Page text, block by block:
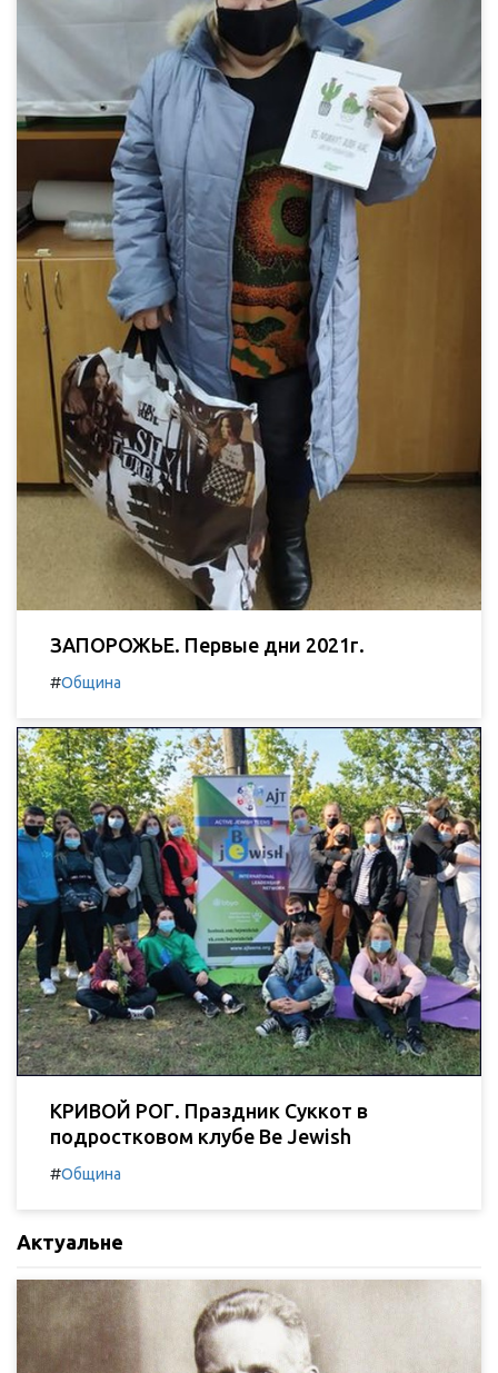
ЗАПОРОЖЬЕ. Первые дни 2021г.
#Община
КРИВОЙ РОГ. Праздник Суккот в
подростковом клубе Be Jewish
#Община
Актуальне